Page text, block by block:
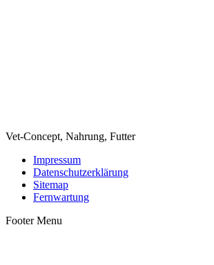
Vet-Concept, Nahrung, Futter
Impressum
Datenschutzerklärung
Sitemap
Fernwartung
Footer Menu